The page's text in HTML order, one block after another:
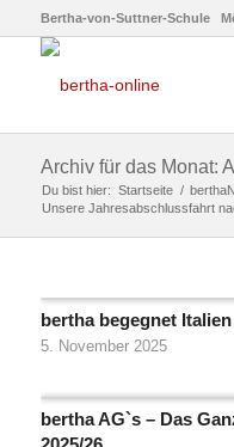
Bertha-von-Suttner-Schule
Archiv für das Monat:
Du bist hier: Startseite /
Unsere Jahresabschlussfahrt
bertha begegnet Italien
5. November 2025
bertha AG`s – Das